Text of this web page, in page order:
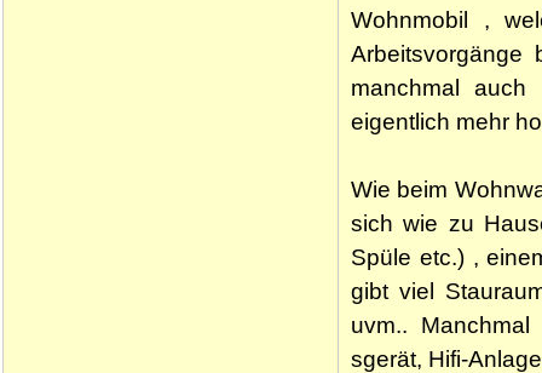
Wohnmobil ,
Arbeitsvorgänge
manchmal
eigentlich mehr
Wie beim
sich wie zu
Spüle etc.) ,
gibt viel
uvm..
sgerät, Hifi-